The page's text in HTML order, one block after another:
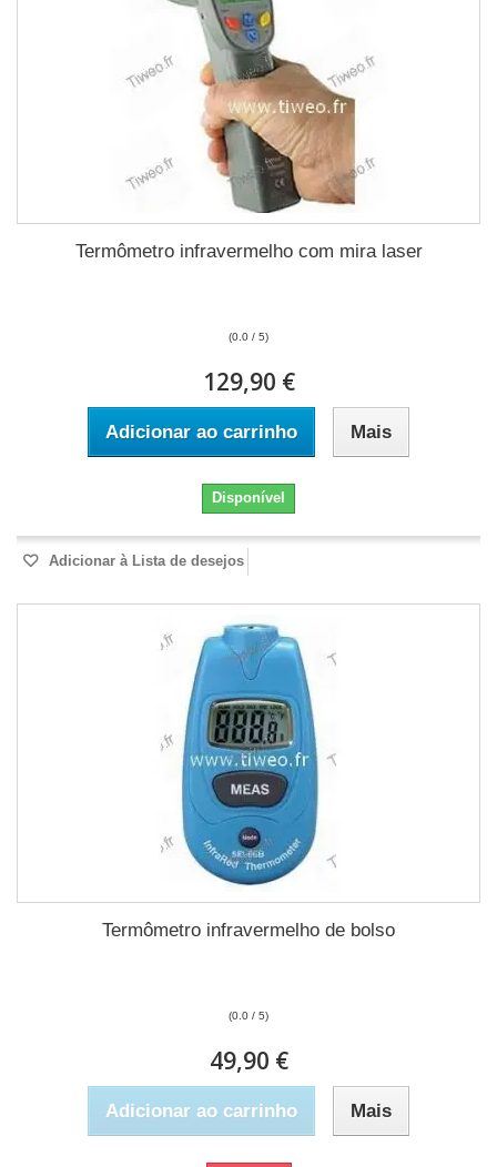
Termômetro infravermelho com mira laser
(0.0 / 5)
129,90 €
Adicionar ao carrinho Mais
Disponível
Adicionar à Lista de desejos
Termômetro infravermelho de bolso
(0.0 / 5)
49,90 €
Adicionar ao carrinho Mais